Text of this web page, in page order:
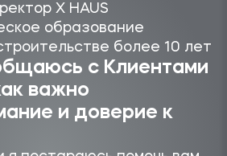
с Клиентами
важно
и доверие к
X HAUS
образование
более 10 лет